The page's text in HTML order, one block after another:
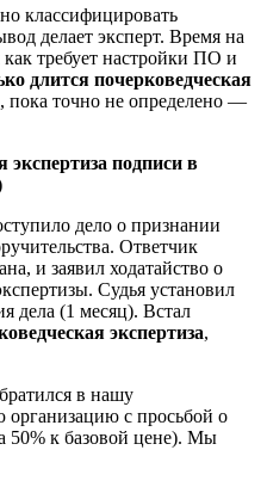
классифицировать
делает эксперт. Время на
требует настройки ПО и
длится почерковедческая
точно не определено —
подписи в
дело о признании
Ответчик
и заявил ходатайство о
Судья установил
дела (1 месяц). Встал
экспертиза,
в нашу
организацию с просьбой о
50% к базовой цене). Мы